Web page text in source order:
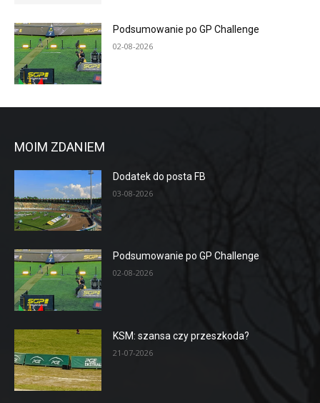
Podsumowanie po GP Challenge
02-08-2026
MOIM ZDANIEM
Dodatek do posta FB
03-08-2026
Podsumowanie po GP Challenge
02-08-2026
KSM: szansa czy przeszkoda?
21-07-2026